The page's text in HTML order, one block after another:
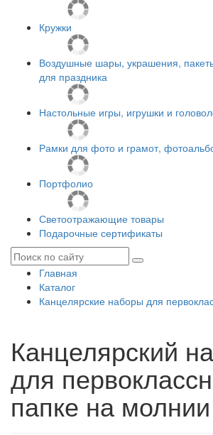
Кружки
Воздушные шары, украшения,
для праздника
Настольные игры, игрушки и
Рамки для фото и грамот,
Портфолио
Светоотражающие товары
Подарочные сертификаты
Главная
Каталог
Канцелярские наборы для
Канцелярский
для
папке на